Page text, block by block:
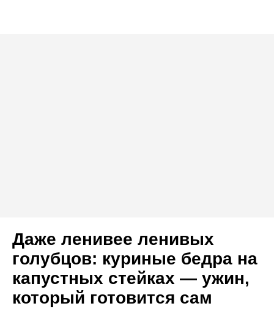
Даже ленивее ленивых
голубцов: куриные бедра на
капустных стейках — ужин,
который готовится сам